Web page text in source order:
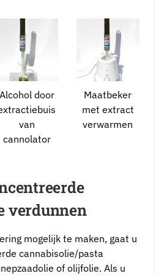
Alcohol door
van
cannolator
Maatbeker
met extract
verwarmen
verdunnen
mogelijk te maken, gaat u
cannabisolie/pasta
of olijfolie. Als u